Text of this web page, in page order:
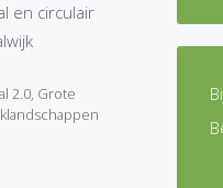
en circulair
2.0, Grote